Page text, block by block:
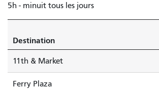
5h - minuit tous les jours
Destination
11th & Market
Ferry Plaza